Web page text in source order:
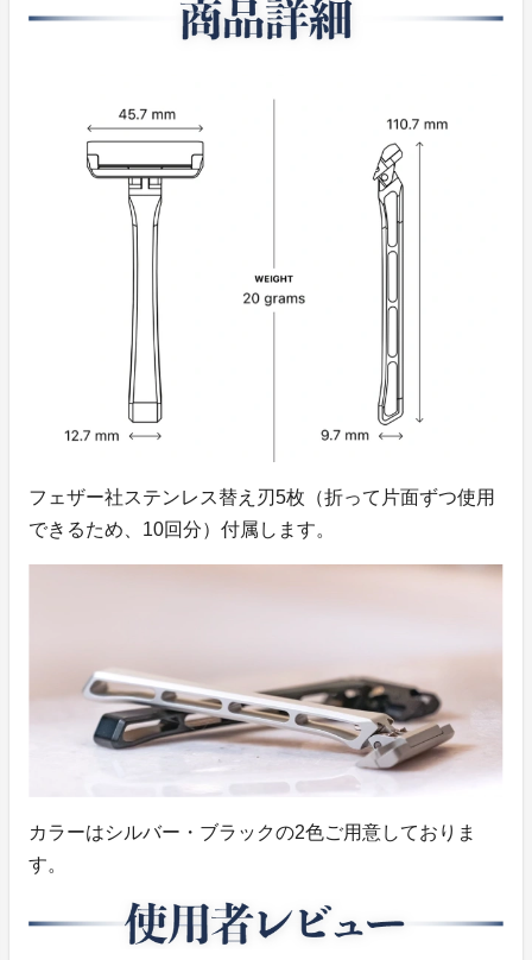
フェザー社ステンレス替え刃5枚（折って片面ずつ使用
できるため、10回分）付属します。
カラーはシルバー・ブラックの2色ご用意しておりま
す。